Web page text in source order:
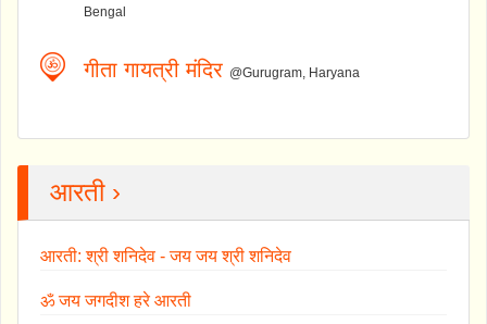
Bengal
गीता गायत्री मंदिर @Gurugram, Haryana
आरती ›
आरती: श्री शनिदेव - जय जय श्री शनिदेव
ॐ जय जगदीश हरे आरती